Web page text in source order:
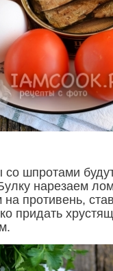
со шпротами
нарезаем
противень,
придать